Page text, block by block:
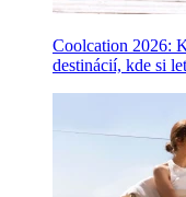
Coolcation 2026:
destinácií, kde si